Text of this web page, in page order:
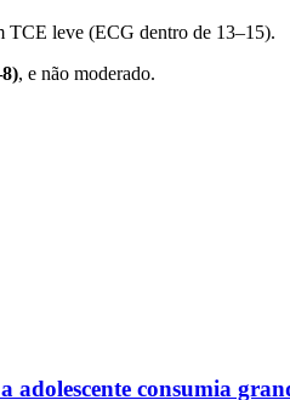
leve (ECG dentro de 13–15).
, e não moderado.
consumia